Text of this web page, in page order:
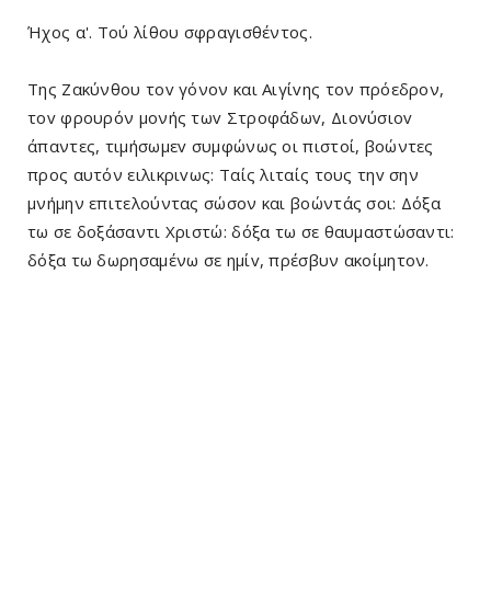
Ήχος α'. Τού λίθου σφραγισθέντος.
Της Ζακύνθου τοv γόνον και Αιγίvης τον πρόεδρον,
τοv φρουρόν μονής τωv Στροφάδωv, Διοvύσιοv
άπαντες, τιμήσωμεv συμφώνως οι πιστοί, βοώντες
προς αυτόν ειλικριvως: Tαίς λιταίς τους τηv σην
μνήμην επιτελούντας σώσον και βοώντάς σοι: Δόξα
τω σε δοξάσαντι Χριστώ: δόξα τω σε θαυμαστώσαντι:
δόξα τω δωρησαμένω σε ημίv, πρέσβυν ακοίμητον.